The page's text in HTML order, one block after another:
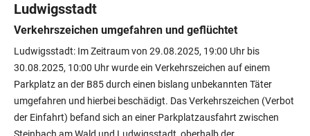
Ludwigsstadt
Verkehrszeichen umgefahren und geflüchtet
Ludwigsstadt: Im Zeitraum von 29.08.2025, 19:00 Uhr bis
30.08.2025, 10:00 Uhr wurde ein Verkehrszeichen auf einem
Parkplatz an der B85 durch einen bislang unbekannten Täter
umgefahren und hierbei beschädigt. Das Verkehrszeichen (Verbot
der Einfahrt) befand sich an einer Parkplatzausfahrt zwischen